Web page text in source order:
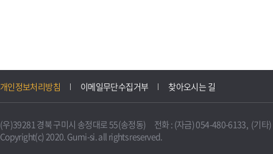
개인정보처리방침 이메일무단수집거부 찾아오시는 길
(우)39281 경북 구미시 송정대로 55(송정동) 전화 : (자금) 054-480-6133, (기타
Copyright(c) 2020. Gumi-si. all rights reserved.